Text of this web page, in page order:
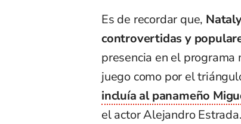
Es de recordar que,
controvertidas y
presencia en el
juego como por el
incluía al panameño
el actor Alejandro